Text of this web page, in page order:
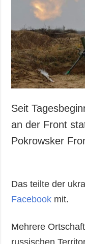
Seit
an der Front
Pokrowsker
Das teilte der
Facebook mit.
Mehrere
russischen